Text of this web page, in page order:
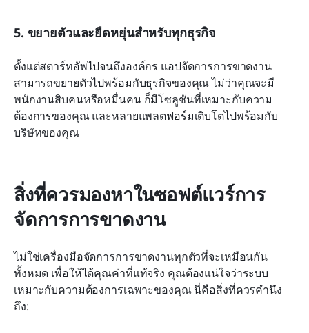
5. ขยายตัวและยืดหยุ่นสำหรับทุกธุรกิจ
ตั้งแต่สตาร์ทอัพไปจนถึงองค์กร แอปจัดการการขาดงาน
สามารถขยายตัวไปพร้อมกับธุรกิจของคุณ ไม่ว่าคุณจะมี
พนักงานสิบคนหรือหมื่นคน ก็มีโซลูชันที่เหมาะกับความ
ต้องการของคุณ และหลายแพลตฟอร์มเติบโตไปพร้อมกับ
บริษัทของคุณ
สิ่งที่ควรมองหาในซอฟต์แวร์การ
จัดการการขาดงาน
ไม่ใช่เครื่องมือจัดการการขาดงานทุกตัวที่จะเหมือนกัน
ทั้งหมด เพื่อให้ได้คุณค่าที่แท้จริง คุณต้องแน่ใจว่าระบบ
เหมาะกับความต้องการเฉพาะของคุณ นี่คือสิ่งที่ควรคำนึง
ถึง: